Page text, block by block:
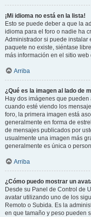
¡Mi idioma no está en la lista!
Esto se puede deber a que la
idioma para el foro o nadie ha
Administrador si puede instalar
paquete no existe, siéntase
más información en el sitio web
Arriba
¿Qué es la imagen al lado de
Hay dos imágenes que
cuando esté viendo los
foro, la primera imagen está
generalmente en forma de
de mensajes publicados por
usualmente una imagen más
generalmente es única o
Arriba
¿Cómo puedo mostrar un
Desde su Panel de Control de
avatar utilizando uno de los
Remoto o Subida. Es la
en que tamaño y peso pueden